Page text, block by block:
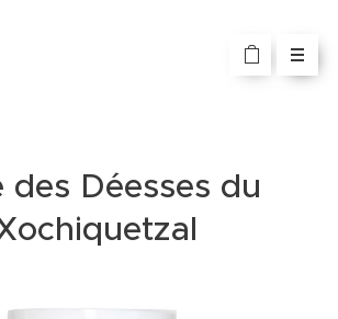
des Déesses du